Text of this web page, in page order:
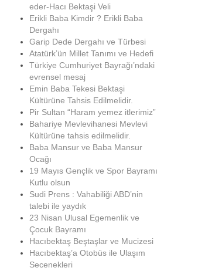
eder-Hacı Bektaşi Veli
Erikli Baba Kimdir ? Erikli Baba
Dergahı
Garip Dede Dergahı ve Türbesi
Atatürk’ün Millet Tanımı ve Hedefi
Türkiye Cumhuriyet Bayrağı’ndaki
evrensel mesaj
Emin Baba Tekesi Bektaşi
Kültürüne Tahsis Edilmelidir.
Pir Sultan “Haram yemez itlerimiz”
Bahariye Mevlevihanesi Mevlevi
Kültürüne tahsis edilmelidir.
Baba Mansur ve Baba Mansur
Ocağı
19 Mayıs Gençlik ve Spor Bayramı
Kutlu olsun
Sudi Prens : Vahabiliği ABD’nin
talebi ile yaydık
23 Nisan Ulusal Egemenlik ve
Çocuk Bayramı
Hacıbektaş Beştaşlar ve Mucizesi
Hacıbektaş’a Otobüs ile Ulaşım
Secenekleri